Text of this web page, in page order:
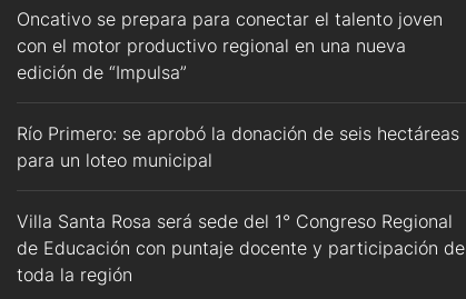
Oncativo se prepara para conectar el talento joven
con el motor productivo regional en una nueva
edición de “Impulsa”
Río Primero: se aprobó la donación de seis hectáreas
para un loteo municipal
Villa Santa Rosa será sede del 1° Congreso Regional
de Educación con puntaje docente y participación de
toda la región